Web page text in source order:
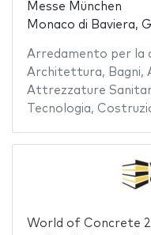
Messe München
Monaco di Baviera,
Arredamento per la
Architettura, Bagni,
Attrezzature
Tecnologia,
World of Concrete